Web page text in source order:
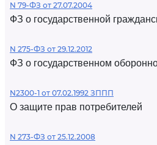
N 79-ФЗ от 27.07.2004
ФЗ о государственной
N 275-ФЗ от 29.12.2012
ФЗ о государственном
N2300-1 от 07.02.1992 ЗППП
О защите прав потребителей
N 273-ФЗ от 25.12.2008